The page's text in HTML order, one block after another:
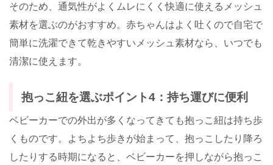
そのため、通気性がよくムレにくく快適に使えるメッシュ
素材を選ぶのがおすすめ。赤ちゃんはよく吐くので自宅で
簡単に洗濯できて乾きやすいメッシュ素材なら、いつでも
清潔に使えます。
抱っこ紐を選ぶポイント4：持ち運びに便利
ベビーカーでの外出が多くなってきても抱っこ紐は持ち歩
くものです。よちよち歩きが始まって、抱っこしたり降ろ
したりする時期になると、ベビーカーを押しながら抱っこ